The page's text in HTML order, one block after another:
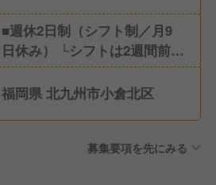
■週休2日制（シフト制／月9
日休み） └シフトは2週間前ご
とに提出。 └店舗状況により
土日休みも可能。 ■産前産後
り） ■有給休暇（半年後に10
福岡県 北九州市小倉北区
募集要項を先にみる